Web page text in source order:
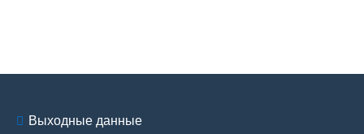
Выходные данные